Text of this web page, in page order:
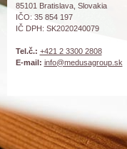
85101 Bratislava, Slovakia
IČO: 35 854 197
IČ DPH: SK2020240079
Tel.č.: +421 2 3300 2808
E-mail: info@medusagroup.sk